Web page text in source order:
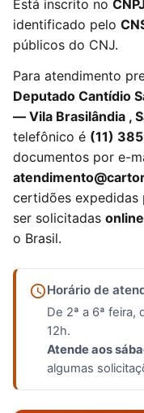
Está inscrito no
identificado pelo
públicos do CNJ.
Para atendimento
Deputado Cantídio
— Vila Brasilândia ,
telefônico é (11)
documentos por e-
certidões
ser solicitadas online
o Brasil.
Horário de
De 2ª a 6ª feira,
12h.
Atende aos
algumas